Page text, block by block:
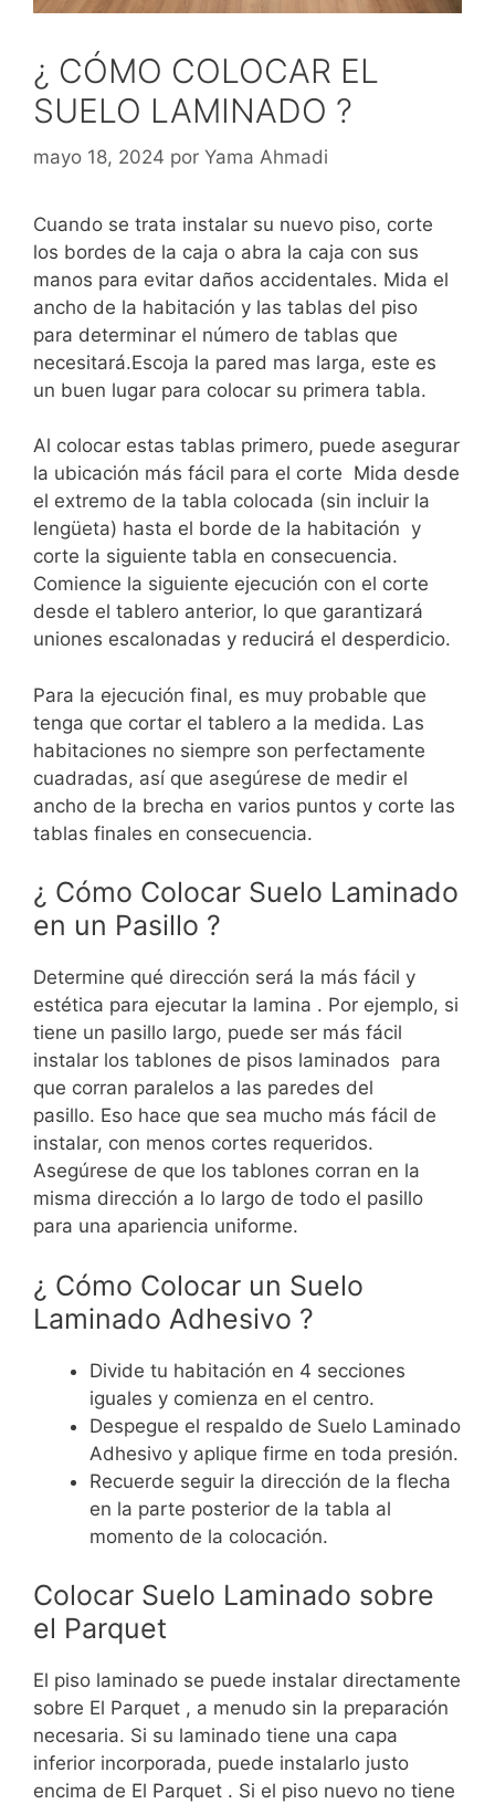
¿ CÓMO COLOCAR EL
SUELO LAMINADO ?
mayo 18, 2024 por Yama Ahmadi
Cuando se trata instalar su nuevo piso, corte
los bordes de la caja o abra la caja con sus
manos para evitar daños accidentales. Mida el
ancho de la habitación y las tablas del piso
para determinar el número de tablas que
necesitará.Escoja la pared mas larga, este es
un buen lugar para colocar su primera tabla.
Al colocar estas tablas primero, puede asegurar
la ubicación más fácil para el corte Mida desde
el extremo de la tabla colocada (sin incluir la
lengüeta) hasta el borde de la habitación y
corte la siguiente tabla en consecuencia.
Comience la siguiente ejecución con el corte
desde el tablero anterior, lo que garantizará
uniones escalonadas y reducirá el desperdicio.
Para la ejecución final, es muy probable que
tenga que cortar el tablero a la medida. Las
habitaciones no siempre son perfectamente
cuadradas, así que asegúrese de medir el
ancho de la brecha en varios puntos y corte las
tablas finales en consecuencia.
¿ Cómo Colocar Suelo Laminado
en un Pasillo ?
Determine qué dirección será la más fácil y
estética para ejecutar la lamina . Por ejemplo, si
tiene un pasillo largo, puede ser más fácil
instalar los tablones de pisos laminados para
que corran paralelos a las paredes del
pasillo. Eso hace que sea mucho más fácil de
instalar, con menos cortes requeridos.
Asegúrese de que los tablones corran en la
misma dirección a lo largo de todo el pasillo
para una apariencia uniforme.
¿ Cómo Colocar un Suelo
Laminado Adhesivo ?
Divide tu habitación en 4 secciones
iguales y comienza en el centro.
Despegue el respaldo de Suelo Laminado
Adhesivo y aplique firme en toda presión.
Recuerde seguir la dirección de la flecha
en la parte posterior de la tabla al
momento de la colocación.
Colocar Suelo Laminado sobre
el Parquet
El piso laminado se puede instalar directamente
sobre El Parquet , a menudo sin la preparación
necesaria. Si su laminado tiene una capa
inferior incorporada, puede instalarlo justo
encima de El Parquet . Si el piso nuevo no tiene